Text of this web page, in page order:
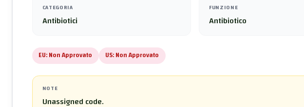
CATEGORIA
Antibiotici
FUNZIONE
Antibiotico
EU:Non Approvato US:Non Approvato
NOTE
Unassigned code.